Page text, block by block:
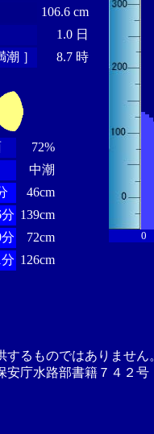
106.6 cm
1.0 日
］
8.7 時
72%
中潮
46cm
139cm
72cm
126cm
0
するものではありませ
安庁水路部書籍７４２